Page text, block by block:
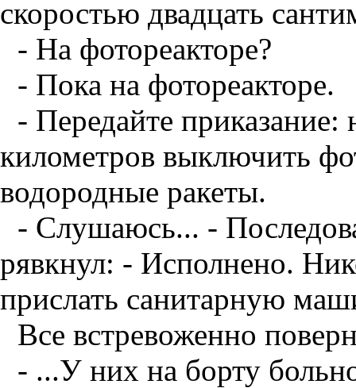
скоростью двадцать
- На фотореакторе?
- Пока на фотореакторе.
- Передайте приказание:
километров выключить
водородные ракеты.
- Слушаюсь... -
рявкнул: - Исполнено.
прислать санитарную
Все встревоженно
- ...У них на борту